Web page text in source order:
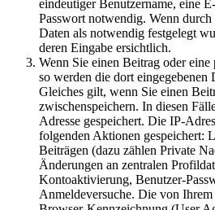
eindeutiger Benutzername, eine
Passwort notwendig. Wenn
Daten als notwendig festgelegt
deren Eingabe ersichtlich.
Wenn Sie einen Beitrag oder
so werden die dort eingegebenen
Gleiches gilt, wenn Sie einen
zwischenspeichern. In diesen
Adresse gespeichert. Die IP-
folgenden Aktionen gespeichert:
Beiträgen (dazu zählen Private
Änderungen an zentralen
Kontoaktivierung, Benutzer-
Anmeldeversuche. Die von